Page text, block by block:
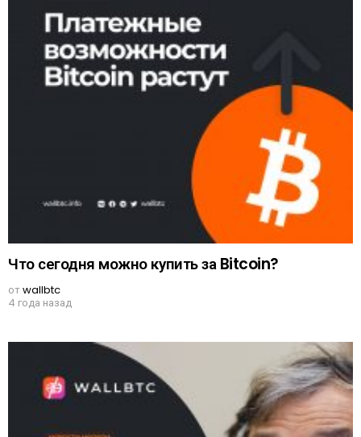
Что сегодня можно купить за Bitcoin?
отwallbtc
4 года назад